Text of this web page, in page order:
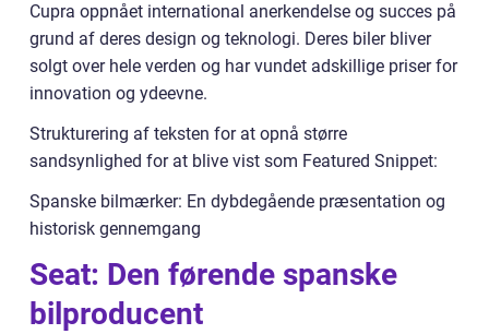
Cupra oppnået international anerkendelse og succes på
grund af deres design og teknologi. Deres biler bliver
solgt over hele verden og har vundet adskillige priser for
innovation og ydeevne.
Strukturering af teksten for at opnå større
sandsynlighed for at blive vist som Featured Snippet:
Spanske bilmærker: En dybdegående præsentation og
historisk gennemgang
Seat: Den førende spanske
bilproducent